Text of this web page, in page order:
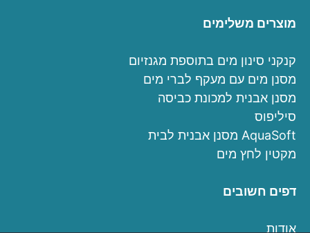
מוצרים משלימים
קנקני סינון מים בתוספת מגנזיום
מסנן מים עם מעקף לברי מים
מסנן אבנית למכונת כביסה
סיליפוס
מסנן אבנית לבית AquaSoft
מקטין לחץ מים
דפים חשובים
אודות